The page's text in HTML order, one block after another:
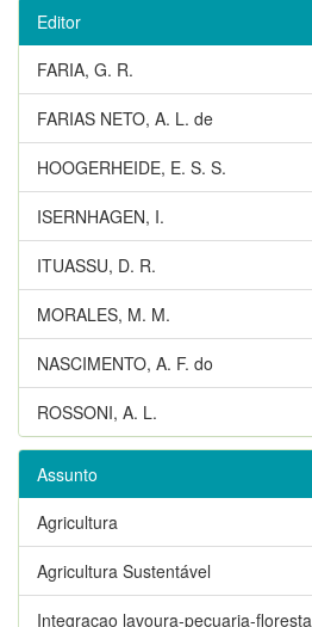
Editor
FARIA, G. R.
FARIAS NETO, A. L. de
HOOGERHEIDE, E. S. S.
ISERNHAGEN, I.
ITUASSU, D. R.
MORALES, M. M.
NASCIMENTO, A. F. do
ROSSONI, A. L.
Assunto
Agricultura
Agricultura Sustentável
Integracao lavoura-pecuaria-floresta